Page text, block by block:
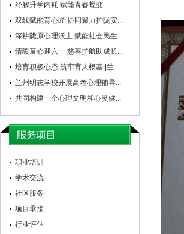
纾解升学内耗 赋能青春蜕变——...
双线赋能育心匠 协同聚力护陇安...
深耕陇原心理沃土 赋能社会民生...
情暖童心迎六一 慈善护航助成长...
培育积极心态 筑牢育人根基||兰...
兰州明志学校开展高考心理辅导...
共同构建一个心理文明和心灵健...
职业培训
学术交流
社区服务
项目承接
行业评估